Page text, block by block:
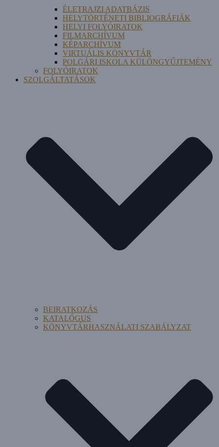
ÉLETRAJZI ADATBÁZIS
HELYTÖRTÉNETI BIBLIOGRÁFIÁK
HELYI FOLYÓIRATOK
FILMARCHÍVUM
KÉPARCHÍVUM
VIRTUÁLIS KÖNYVTÁR
POLGÁRI ISKOLA KÜLÖNGYŰJTEMÉNY
FOLYÓIRATOK
SZOLGÁLTATÁSOK
BEIRATKOZÁS
KATALÓGUS
KÖNYVTÁRHASZNÁLATI SZABÁLYZAT